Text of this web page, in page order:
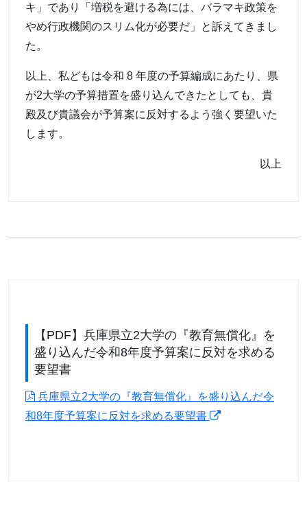
キ」であり「増税を避ける為には、バラマキ政策を
やめ行政機関のスリム化が必要だ」と訴えてきまし
た。
以上、私どもは令和 8 年度の予算編成にあたり、県
が2大学の予算措置を盛り込んできたとしても、貴
殿及び貴議会が予算案に反対するよう強く要望いた
します。
以上
【PDF】兵庫県立2大学の『教育無償化』を
盛り込んだ令和8年度予算案に反対を求める
要望書
兵庫県立2大学の『教育無償化』を盛り込んだ令
和8年度予算案に反対を求める要望書